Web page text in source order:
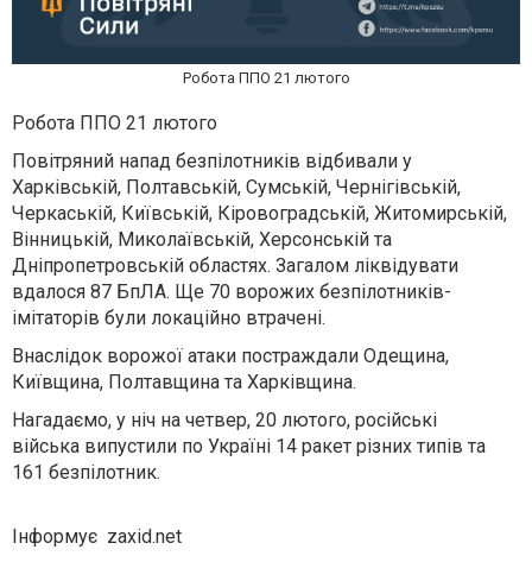
Робота ППО 21 лютого
Робота ППО 21 лютого
Повітряний напад безпілотників відбивали у
Харківській, Полтавській, Сумській, Чернігівській,
Черкаській, Київській, Кіровоградській, Житомирській,
Вінницькій, Миколаївській, Херсонській та
Дніпропетровській областях. Загалом ліквідувати
вдалося 87 БпЛА. Ще 70 ворожих безпілотників-
імітаторів були локаційно втрачені.
Внаслідок ворожої атаки постраждали Одещина,
Київщина, Полтавщина та Харківщина.
Нагадаємо, у ніч на четвер, 20 лютого, російські
війська випустили по Україні 14 ракет різних типів та
161 безпілотник.
Інформує zaxid.net